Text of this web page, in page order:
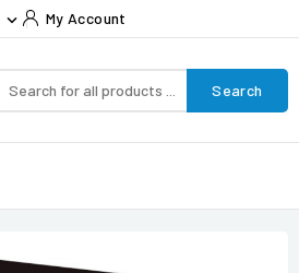
 My Account
Search